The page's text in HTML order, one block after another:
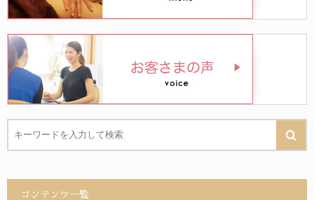
コンテンツ一覧